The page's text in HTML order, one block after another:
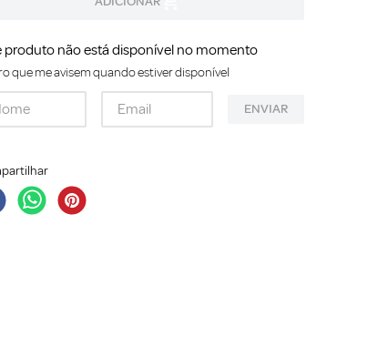
produto não está disponível no momento
que me avisem quando estiver disponível
ENVIAR